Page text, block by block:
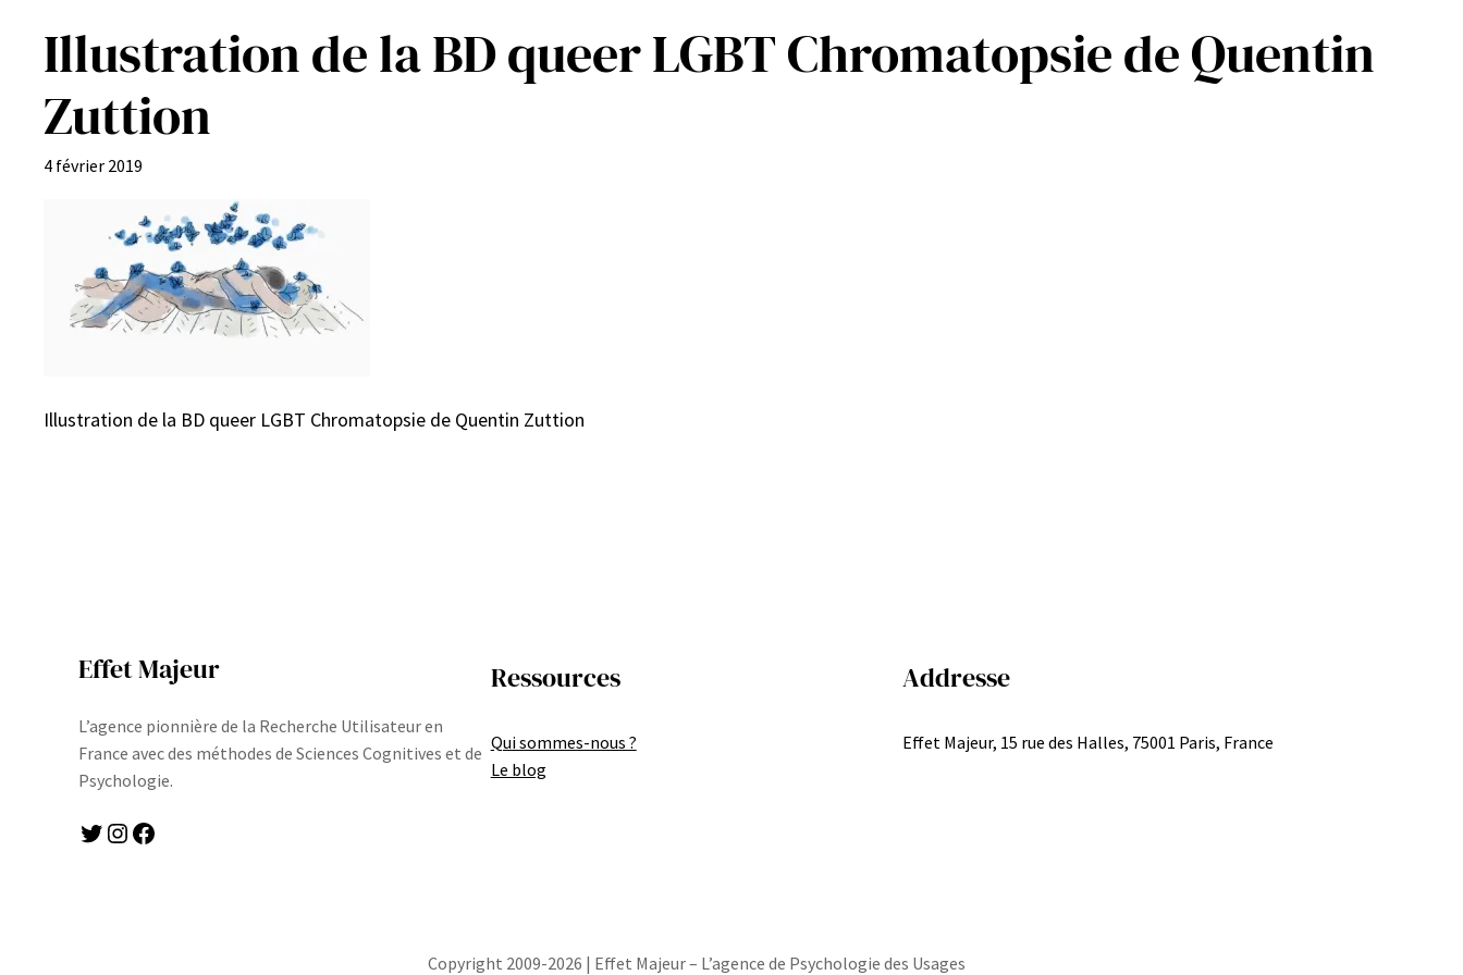
Illustration de la BD queer LGBT Chromatopsie de Quentin
Zuttion
4 février 2019
Illustration de la BD queer LGBT Chromatopsie de Quentin Zuttion
Effet Majeur
L’agence pionnière de la Recherche Utilisateur en
France avec des méthodes de Sciences Cognitives et de
Psychologie.
Twitter Instagram Facebook
Ressources
Qui sommes-nous ?
Le blog
Addresse
Effet Majeur, 15 rue des Halles, 75001 Paris, France
Copyright 2009-2026 | Effet Majeur – L’agence de Psychologie des Usages